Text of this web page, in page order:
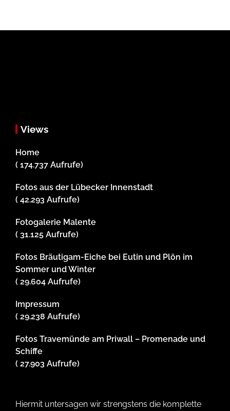
Views
Home
( 174.737 Aufrufe)
Fotos aus der Lübecker Innenstadt
( 42.293 Aufrufe)
Fotogalerie Malente
( 31.125 Aufrufe)
Fotos Bräutigam-Eiche bei Eutin und Plön im
Sommer und Winter
( 29.604 Aufrufe)
Impressum
( 29.238 Aufrufe)
Fotos Travemünde am Priwall – Promenade und
Schiffe
( 27.903 Aufrufe)
Hiermit untersagen wir strengstens die komplette